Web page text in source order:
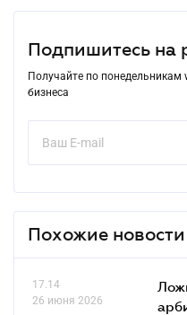
Подпишитесь на
Получайте по понедельникам
бизнеса
Похожие новости
17.14
26 июня 2026